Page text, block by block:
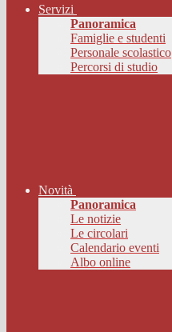
Servizi
Panoramica
Famiglie e studenti
Personale scolastico
Percorsi di studio
Novità
Panoramica
Le notizie
Le circolari
Calendario eventi
Albo online